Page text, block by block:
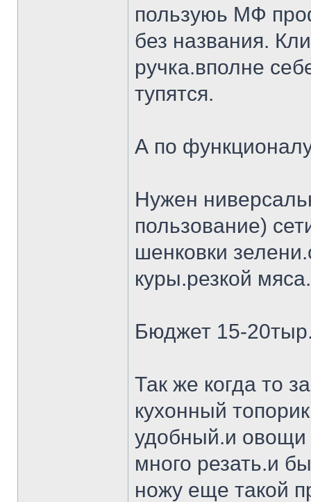
пользуюь МФ
без названия.
ручка.вполне
тупятся.
А по
Нужен
пользование)
шенковки
куры.резкой
Бюджет 15-
Так же когда то
кухонный
удобный.и овощи
много резать.и
ножу еще такой